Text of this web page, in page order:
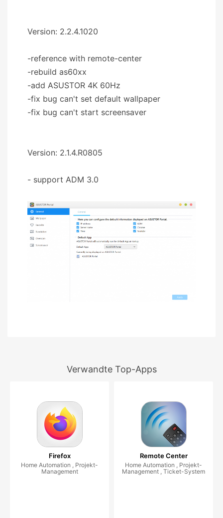
Version: 2.2.4.1020
-reference with remote-center
-rebuild as60xx
-add ASUSTOR 4K 60Hz
-fix bug can't set default wallpaper
-fix bug can't start screensaver
Version: 2.1.4.R0805
- support ADM 3.0
Verwandte Top-Apps
Firefox
Home Automation , Projekt-
Management
Remote Center
Home Automation , Projekt-
Management , Ticket-System